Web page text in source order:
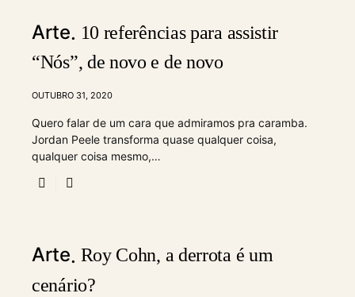
Arte
10 referências para assistir
“Nós”, de novo e de novo
OUTUBRO 31, 2020
Quero falar de um cara que admiramos pra caramba.
Jordan Peele transforma quase qualquer coisa,
qualquer coisa mesmo,…
Arte Roy Cohn, a derrota é um
cenário?